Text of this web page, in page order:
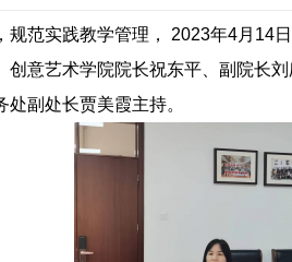
范实践教学管理，
2023年4月14
创意艺术学院院长祝东平、副院长刘
副处长贾美霞主持。